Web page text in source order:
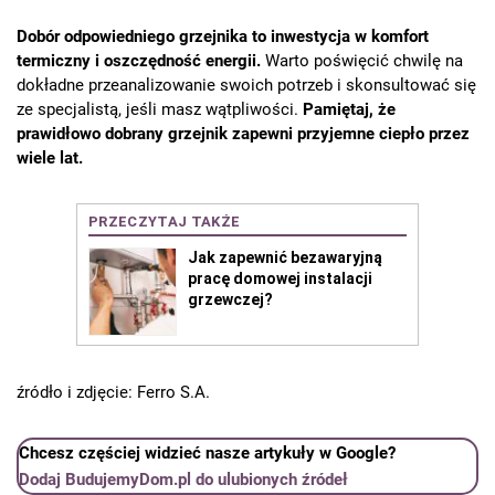
Dobór odpowiedniego grzejnika to inwestycja w komfort
termiczny i oszczędność energii. Warto poświęcić chwilę na
dokładne przeanalizowanie swoich potrzeb i skonsultować się
ze specjalistą, jeśli masz wątpliwości. Pamiętaj, że
prawidłowo dobrany grzejnik zapewni przyjemne ciepło przez
wiele lat.
źródło i zdjęcie: Ferro S.A.
Chcesz częściej widzieć nasze artykuły w Google?
Dodaj BudujemyDom.pl do ulubionych źródeł